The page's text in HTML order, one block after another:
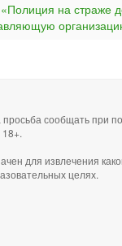
на страже
просьба сообщать при
для извлечения
целях.